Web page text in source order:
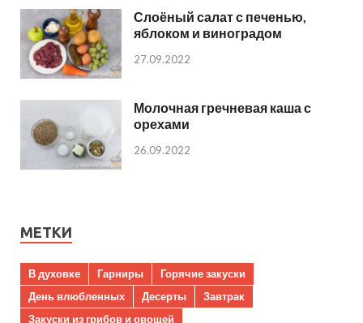
Слоёный салат с печенью,
яблоком и виноградом
27.09.2022
Молочная гречневая каша с
орехами
26.09.2022
МЕТКИ
В духовке Гарниры
Горячие закуски
День влюбленных
Десерты
Завтрак
Закуски из грибов и овощей